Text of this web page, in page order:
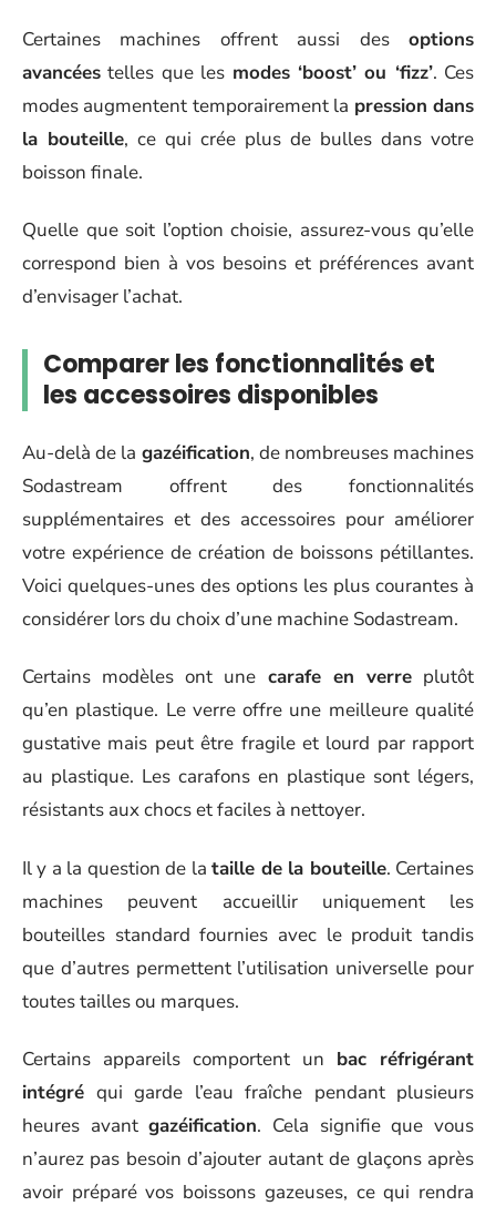
Certaines machines offrent aussi des options
avancées telles que les modes ‘boost’ ou ‘fizz’. Ces
modes augmentent temporairement la pression dans
la bouteille, ce qui crée plus de bulles dans votre
boisson finale.
Quelle que soit l’option choisie, assurez-vous qu’elle
correspond bien à vos besoins et préférences avant
d’envisager l’achat.
Comparer les fonctionnalités et
les accessoires disponibles
Au-delà de la gazéification, de nombreuses machines
Sodastream offrent des fonctionnalités
supplémentaires et des accessoires pour améliorer
votre expérience de création de boissons pétillantes.
Voici quelques-unes des options les plus courantes à
considérer lors du choix d’une machine Sodastream.
Certains modèles ont une carafe en verreplutôt
qu’en plastique. Le verre offre une meilleure qualité
gustative mais peut être fragile et lourd par rapport
au plastique. Les carafons en plastique sont légers,
résistants aux chocs et faciles à nettoyer.
Il y a la question de lataille de la bouteille. Certaines
machines peuvent accueillir uniquement les
bouteilles standard fournies avec le produit tandis
que d’autres permettent l’utilisation universelle pour
toutes tailles ou marques.
Certains appareils comportent un bac réfrigérant
intégré qui garde l’eau fraîche pendant plusieurs
heures avantgazéification. Cela signifie que vous
n’aurez pas besoin d’ajouter autant de glaçons après
avoir préparé vos boissons gazeuses, ce qui rendra